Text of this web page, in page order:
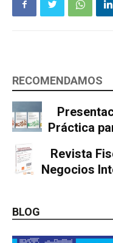
RECOMENDAMOS
Práctica
Revista
Negocios
BLOG